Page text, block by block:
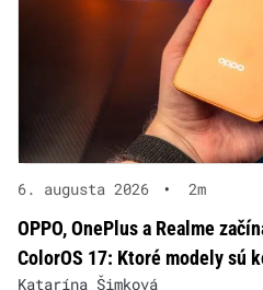
6. augusta 2026 • 2m
OPPO, OnePlus a Realme
ColorOS 17: Ktoré modely sú
Katarína Šimková